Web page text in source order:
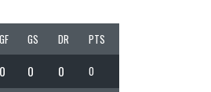
GF GS DR PTS
0 0 0 0